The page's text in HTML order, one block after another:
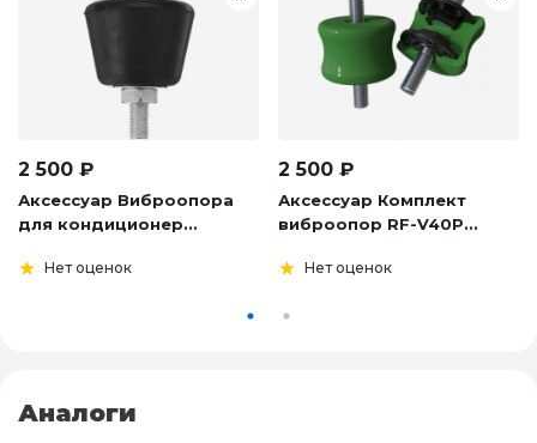
2 500 ₽
Аксессуар Виброопора
для кондиционер...
Нет оценок
2 500 ₽
Аксессуар Комплект
виброопор RF-V40P...
Нет оценок
Аналоги